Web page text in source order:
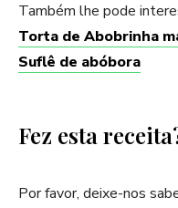
Também lhe pode
Torta de Abobrinha
Suflê de abóbora
Fez esta
Por favor, deixe-nos